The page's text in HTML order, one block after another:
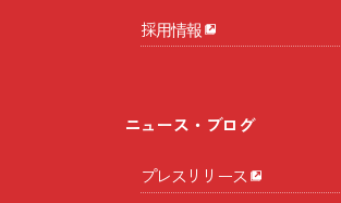
採用情報
ニュース・ブログ
プレスリリース